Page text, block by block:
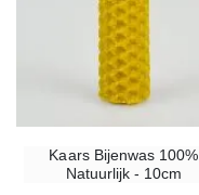
Kaars Bijenwas 100%
Natuurlijk - 10cm